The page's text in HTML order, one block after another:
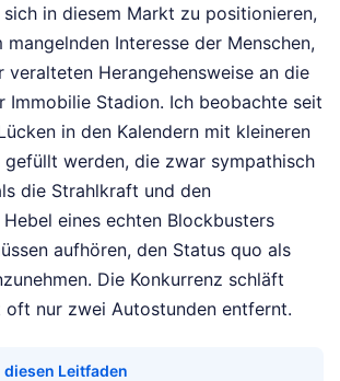
in diesem Markt zu positionieren,
Interesse der Menschen,
veralteten Herangehensweise an die
Immobilie Stadion. Ich beobachte seit
in den Kalendern mit kleineren
gefüllt werden, die zwar sympathisch
die Strahlkraft und den
eines echten Blockbusters
aufhören, den Status quo als
Die Konkurrenz schläft
oft nur zwei Autostunden entfernt.
diesen Leitfaden